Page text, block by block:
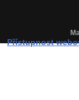
Přístupnost